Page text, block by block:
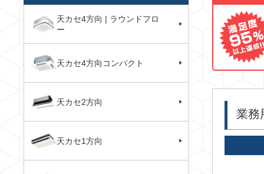
業務
天カセ4方向 | ラウンドフロ
ー
天カセ4方向コンパクト
天カセ2方向
天カセ1方向